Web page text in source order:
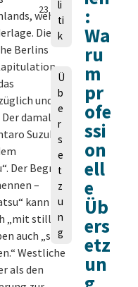
wehrt
Die
Berlins
und
damalige
Suzuki
Der Begriff
–
kann
„mit stiller
auch „sich
Westliche
als den
23
li
ti
k
Ü
b
e
r
s
e
t
z
u
n
g
:
Wa
ru
m
pr
ofe
ssi
on
ell
e
Üb
ers
etz
un